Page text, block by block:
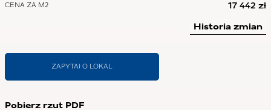
CENA ZA M2 17 442 zł
Historia zmian
ZAPYTAJ O LOKAL
Pobierz rzut PDF